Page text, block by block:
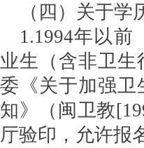
（四）关于学
1.1994年以前
业生（含非卫
委《关于加强卫
知》（闽卫教
厅验印，允许报